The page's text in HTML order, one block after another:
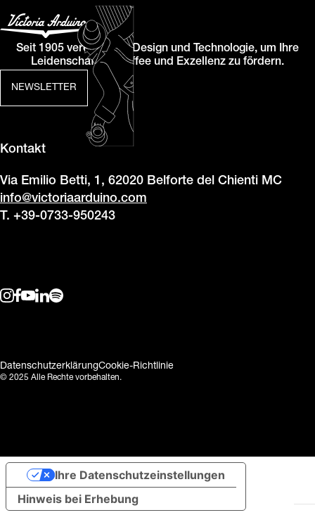
NEWSLETTER
Seit 1905 vereinen wir Design und Technologie, um Ihre
Leidenschaft für Kaffee und Exzellenz zu fördern.
Kontakt
Via Emilio Betti, 1, 62020 Belforte del Chienti MC
info@victoriaarduino.com
T. +39-0733-950243
© 2025 Alle Rechte vorbehalten.
DatenschutzerklärungCookie-Richtlinie
Hinweis bei Erhebung
Ihre Datenschutzeinstellungen